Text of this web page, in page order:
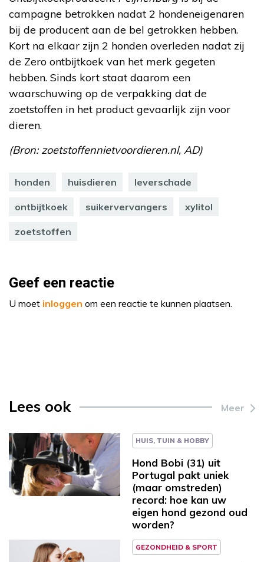
campagne betrokken nadat 2 hondeneigenaren
bij de producent aan de bel getrokken hebben.
Kort na elkaar zijn 2 honden overleden nadat zij
de Zero ontbijtkoek van het merk gegeten
hebben. Sinds kort staat daarom een
waarschuwing op de verpakking dat de
zoetstoffen in het product gevaarlijk zijn voor
dieren.
(Bron: zoetstoffennietvoordieren.nl, AD)
honden huisdieren leverschade
ontbijtkoek suikervervangers xylitol
zoetstoffen
Geef een reactie
U moet inloggen om een reactie te kunnen plaatsen.
Lees ook Meer
HUIS, TUIN & HOBBY
Hond Bobi (31) uit
Portugal pakt uniek
(maar omstreden)
record: hoe kan uw
eigen hond gezond oud
worden?
GEZONDHEID & SPORT